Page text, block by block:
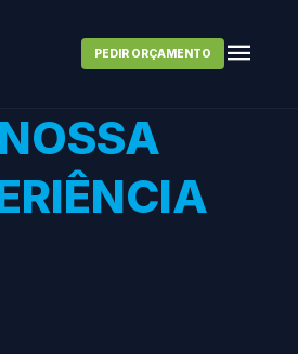
PEDIR ORÇAMENTO